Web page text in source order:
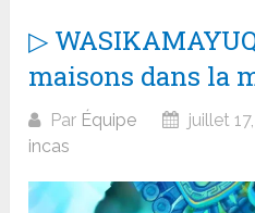
▷
maisons dans la
Par Équipe juillet
incas